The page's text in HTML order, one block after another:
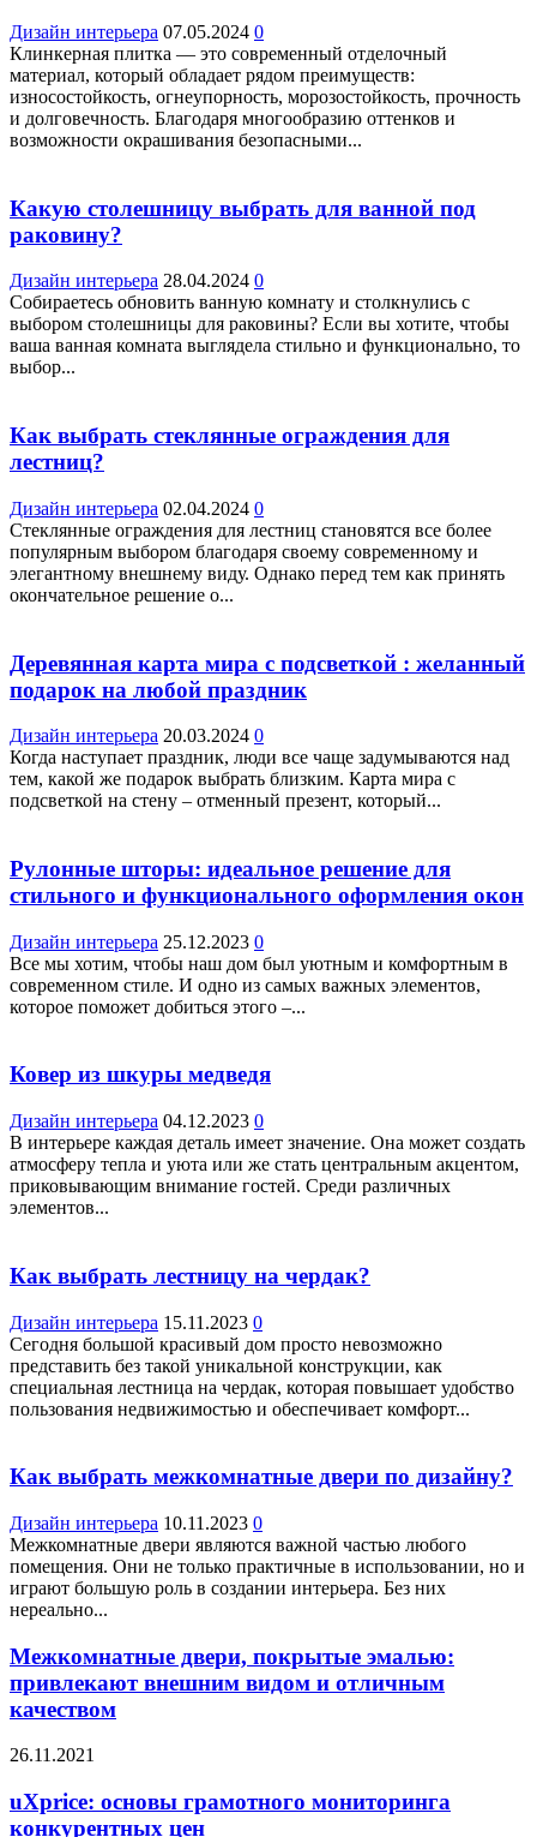
Дизайн интерьера 07.05.2024 0
Клинкерная плитка — это современный отделочный
материал, который обладает рядом преимуществ:
износостойкость, огнеупорность, морозостойкость, прочность
и долговечность. Благодаря многообразию оттенков и
возможности окрашивания безопасными...
Какую столешницу выбрать для ванной под
раковину?
Дизайн интерьера 28.04.2024 0
Собираетесь обновить ванную комнату и столкнулись с
выбором столешницы для раковины? Если вы хотите, чтобы
ваша ванная комната выглядела стильно и функционально, то
выбор...
Как выбрать стеклянные ограждения для
лестниц?
Дизайн интерьера 02.04.2024 0
Стеклянные ограждения для лестниц становятся все более
популярным выбором благодаря своему современному и
элегантному внешнему виду. Однако перед тем как принять
окончательное решение о...
Деревянная карта мира с подсветкой : желанный
подарок на любой праздник
Дизайн интерьера 20.03.2024 0
Когда наступает праздник, люди все чаще задумываются над
тем, какой же подарок выбрать близким. Карта мира с
подсветкой на стену – отменный презент, который...
Рулонные шторы: идеальное решение для
стильного и функционального оформления окон
Дизайн интерьера 25.12.2023 0
Все мы хотим, чтобы наш дом был уютным и комфортным в
современном стиле. И одно из самых важных элементов,
которое поможет добиться этого –...
Ковер из шкуры медведя
Дизайн интерьера 04.12.2023 0
В интерьере каждая деталь имеет значение. Она может создать
атмосферу тепла и уюта или же стать центральным акцентом,
приковывающим внимание гостей. Среди различных
элементов...
Как выбрать лестницу на чердак?
Дизайн интерьера 15.11.2023 0
Сегодня большой красивый дом просто невозможно
представить без такой уникальной конструкции, как
специальная лестница на чердак, которая повышает удобство
пользования недвижимостью и обеспечивает комфорт...
Как выбрать межкомнатные двери по дизайну?
Дизайн интерьера 10.11.2023 0
Межкомнатные двери являются важной частью любого
помещения. Они не только практичные в использовании, но и
играют большую роль в создании интерьера. Без них
нереально...
Межкомнатные двери, покрытые эмалью:
привлекают внешним видом и отличным
качеством
26.11.2021
uXprice: основы грамотного мониторинга
конкурентных цен